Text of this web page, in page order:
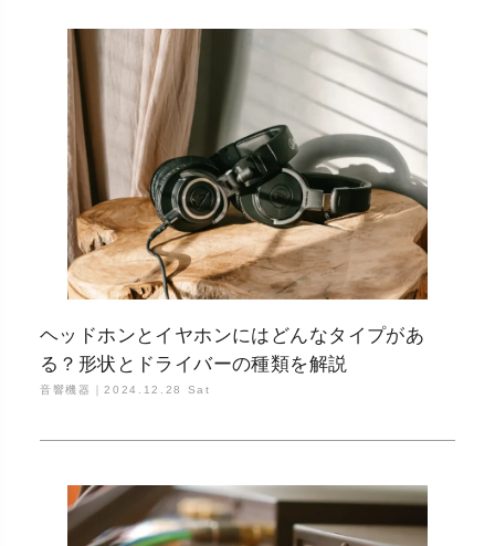
ヘッドホンとイヤホンにはどんなタイプがあ
る？形状とドライバーの種類を解説
音響機器｜2024.12.28 Sat